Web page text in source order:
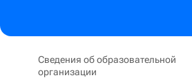
Сведения об образовательной
организации